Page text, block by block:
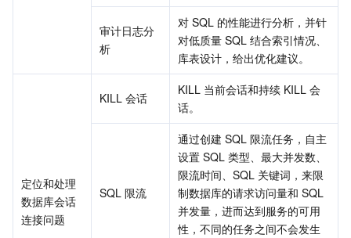
审计日志分
析
对 SQL 的性能进行分析，并针
对低质量 SQL 结合索引情况、
库表设计，给出优化建议。
定位和处理
数据库会话
连接问题
KILL 会话
KILL 当前会话和持续 KILL 会
话。
SQL 限流
通过创建 SQL 限流任务，自主
设置 SQL 类型、最大并发数、
限流时间、SQL 关键词，来限
制数据库的请求访问量和 SQL
并发量，进而达到服务的可用
性，不同的任务之间不会发生